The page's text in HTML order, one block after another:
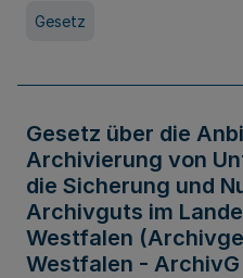
Gesetz
Gesetz über die
Archivierung von
die Sicherung und
Archivguts im
Westfalen
Westfalen - ArchivG